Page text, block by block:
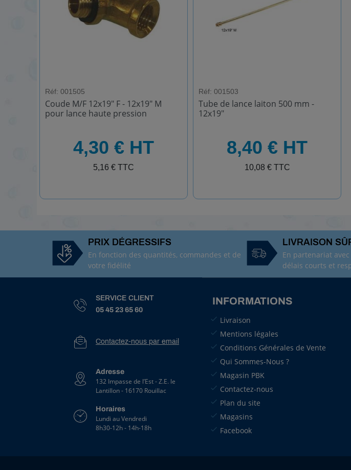
Réf: 001505
Coude M/F 12x19" F - 12x19" M
pour lance haute pression
4,30 € HT
5,16 € TTC
Réf: 001503
Tube de lance laiton 500 mm -
12x19"
8,40 € HT
10,08 € TTC
PRIX DÉGRESSIFS
En fonction des quantités, commandes et de
votre fidélité
LIVRAISON
En partenariat
délais courts et
SERVICE CLIENT
05 45 23 65 60
Contactez-nous par email
Adresse
132 Impasse de l’Est - Z.E. le
Lantillon - 16170 Rouillac
Horaires
Lundi au Vendredi
8h30-12h - 14h-18h
INFORMATIONS
Livraison
Mentions légales
Conditions Générales de Vente
Qui Sommes-Nous ?
Magasin PBK
Contactez-nous
Plan du site
Magasins
Facebook